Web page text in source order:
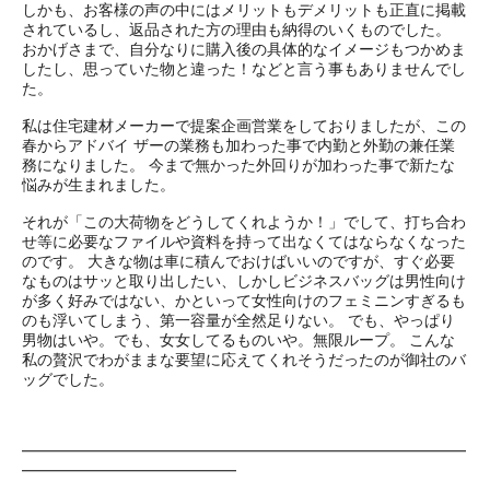
しかも、お客様の声の中にはメリットもデメリットも正直に掲載
されているし、返品された方の理由も納得のいくものでした。
おかげさまで、自分なりに購入後の具体的なイメージもつかめま
したし、思っていた物と違った！などと言う事もありませんでし
た。
私は住宅建材メーカーで提案企画営業をしておりましたが、この
春からアドバイ ザーの業務も加わった事で内勤と外勤の兼任業
務になりました。 今まで無かった外回りが加わった事で新たな
悩みが生まれました。
それが「この大荷物をどうしてくれようか！」でして、打ち合わ
せ等に必要なファイルや資料を持って出なくてはならなくなった
のです。 大きな物は車に積んでおけばいいのですが、すぐ必要
なものはサッと取り出したい、しかしビジネスバッグは男性向け
が多く好みではない、かといって女性向けのフェミニンすぎるも
のも浮いてしまう、第一容量が全然足りない。 でも、やっぱり
男物はいや。でも、女女してるものいや。無限ループ。 こんな
私の贅沢でわがままな要望に応えてくれそうだったのが御社のバ
ッグでした。
━━━━━━━━━━━━━━━━━━━━━━━━━━━━━
━━━━━━━━━━━━━━